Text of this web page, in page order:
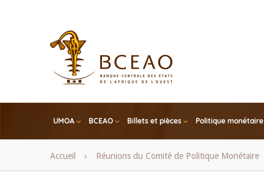
UMOA BCEAO Billets et pièces Politique monétaire
Fil
Accueil Réunions du Comité de Politique Monétaire